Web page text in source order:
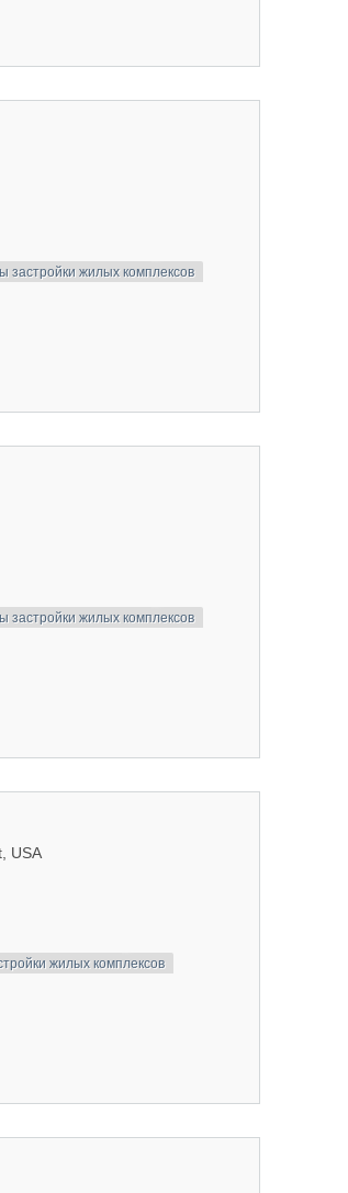
застройки жилых комплексов
застройки жилых комплексов
USA
жилых комплексов